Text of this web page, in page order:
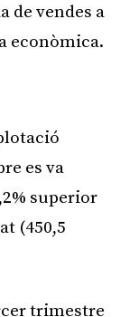
de vendes a
econòmica.
es va
superior
(450,5
trimestre